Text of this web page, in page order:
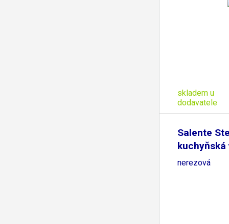
skladem u
dodavatele
Salente
kuchyňská
nerezová